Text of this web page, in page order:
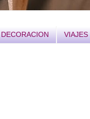
DECORACION VIAJES